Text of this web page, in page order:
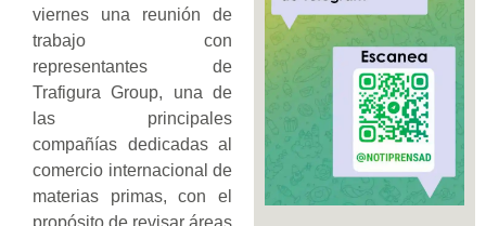
viernes una reunión de
trabajo con
representantes de
Trafigura Group, una de
las principales
compañías dedicadas al
comercio internacional de
materias primas, con el